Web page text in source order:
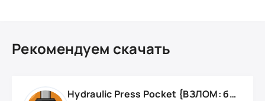
Рекомендуем скачать
Hydraulic Press Pocket {ВЗЛОМ: бесконечные деньги}